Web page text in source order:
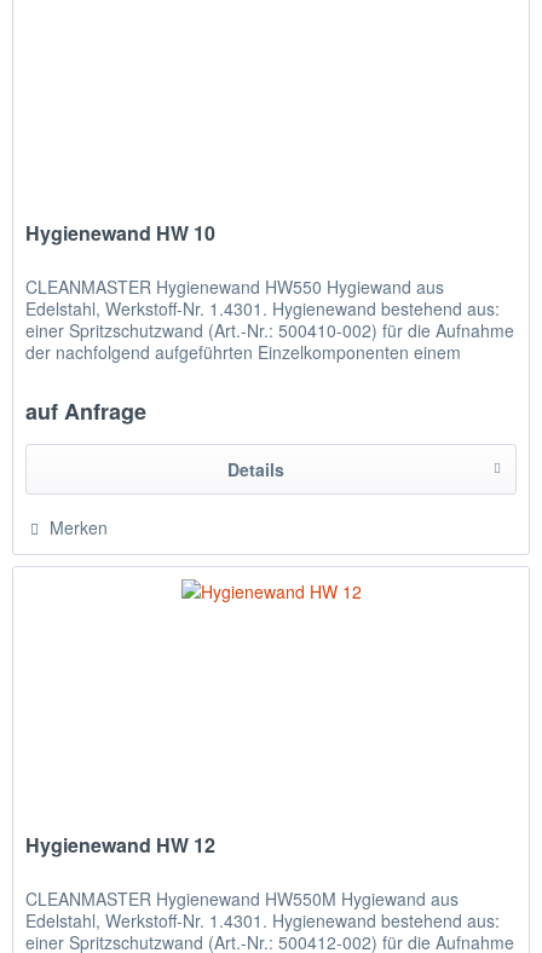
Hygienewand HW 10
CLEANMASTER Hygienewand HW550 Hygiewand aus
Edelstahl, Werkstoff-Nr. 1.4301. Hygienewand bestehend aus:
einer Spritzschutzwand (Art.-Nr.: 500410-002) für die Aufnahme
der nachfolgend aufgeführten Einzelkomponenten einem
auf Anfrage
Details
Merken
Hygienewand HW 12
CLEANMASTER Hygienewand HW550M Hygiewand aus
Edelstahl, Werkstoff-Nr. 1.4301. Hygienewand bestehend aus:
einer Spritzschutzwand (Art.-Nr.: 500412-002) für die Aufnahme